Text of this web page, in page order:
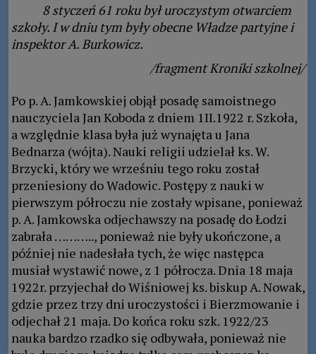
8 styczeń 61 roku był uroczystym otwarciem
szkoły. I w dniu tym były obecne Władze partyjne i
inspektor A. Burkowicz.
/fragment Kroniki szkolnej/
Po p. A. Jamkowskiej objął posadę samoistnego
nauczyciela Jan Koboda z dniem 1II.1922 r. Szkoła,
a względnie klasa była już wynajęta u Jana
Bednarza (wójta). Nauki religii udzielał ks. W.
Brzycki, który we wrześniu tego roku został
przeniesiony do Wadowic. Postępy z nauki w
pierwszym półroczu nie zostały wpisane, ponieważ
p. A. Jamkowska odjechawszy na posadę do Łodzi
zabrała ……….., ponieważ nie były ukończone, a
później nie nadesłała tych, że więc następca
musiał wystawić nowe, z 1 półrocza. Dnia 18 maja
1922r. przyjechał do Wiśniowej ks. biskup A. Nowak,
gdzie przez trzy dni uroczystości i Bierzmowanie i
odjechał 21 maja. Do końca roku szk. 1922/23
nauka bardzo rzadko się odbywała, ponieważ nie